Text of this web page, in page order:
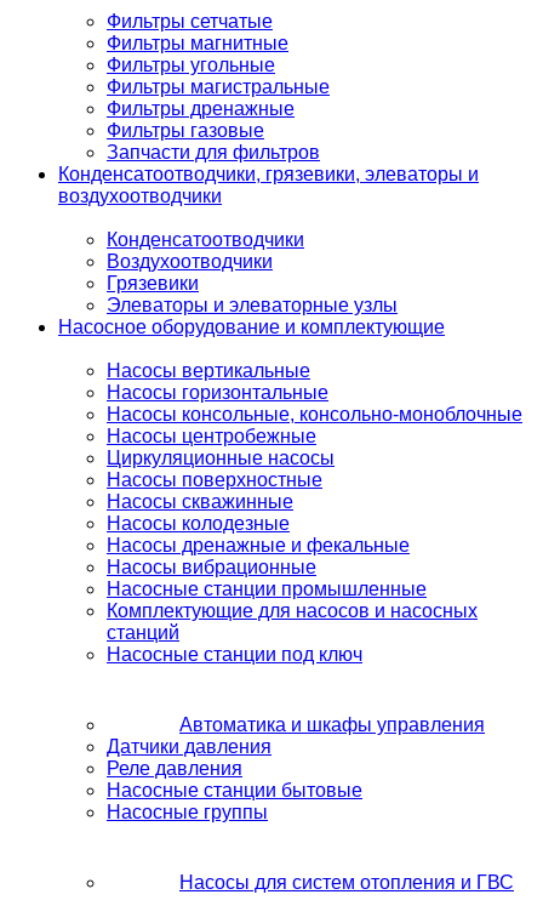
Фильтры сетчатые
Фильтры магнитные
Фильтры угольные
Фильтры магистральные
Фильтры дренажные
Фильтры газовые
Запчасти для фильтров
Конденсатоотводчики, грязевики, элеваторы и
воздухоотводчики
Конденсатоотводчики
Воздухоотводчики
Грязевики
Элеваторы и элеваторные узлы
Насосное оборудование и комплектующие
Насосы вертикальные
Насосы горизонтальные
Насосы консольные, консольно-моноблочные
Насосы центробежные
Циркуляционные насосы
Насосы поверхностные
Насосы скважинные
Насосы колодезные
Насосы дренажные и фекальные
Насосы вибрационные
Насосные станции промышленные
Комплектующие для насосов и насосных
станций
Насосные станции под ключ
Автоматика и шкафы управления
Датчики давления
Реле давления
Насосные станции бытовые
Насосные группы
Насосы для систем отопления и ГВС